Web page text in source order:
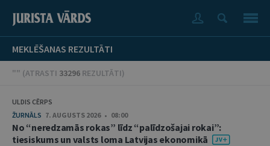
MEKLĒŠANAS REZULTĀTI
"" (ATRASTI 33296 REZULTĀTI)
ULDIS CĒRPS
ŽURNĀLS 7. AUGUSTS 2026 • 08:00
No “neredzamās rokas” līdz “palīdzošajai rokai”:
tiesiskums un valsts loma Latvijas ekonomikā